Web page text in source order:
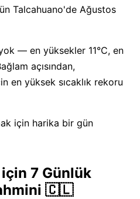
Talcahuano'de Ağustos
— en yüksekler 11°C, en
açısından,
en yüksek sıcaklık rekoru
için harika bir gün
7 Günlük
🇨🇱